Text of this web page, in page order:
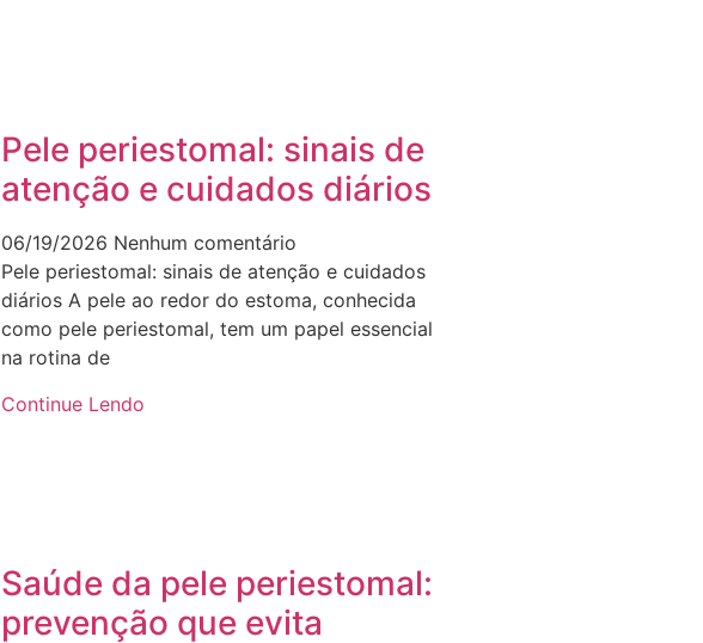
Pele periestomal: sinais de
atenção e cuidados diários
06/19/2026 Nenhum comentário
Pele periestomal: sinais de atenção e cuidados
diários A pele ao redor do estoma, conhecida
como pele periestomal, tem um papel essencial
na rotina de
Continue Lendo
Saúde da pele periestomal:
prevenção que evita